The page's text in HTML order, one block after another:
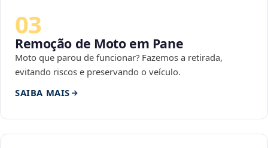
03
Remoção de Moto em Pane
Moto que parou de funcionar? Fazemos a retirada,
evitando riscos e preservando o veículo.
SAIBA MAIS